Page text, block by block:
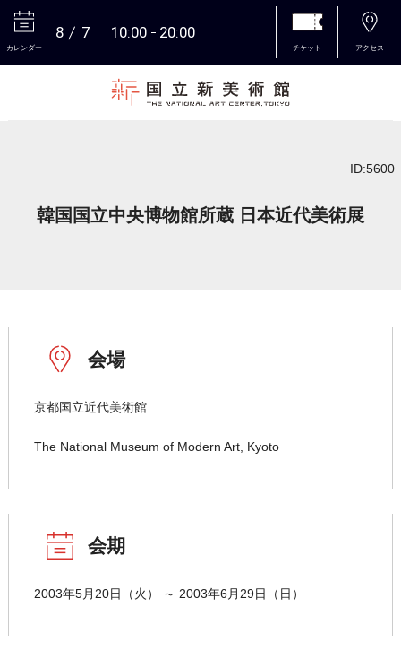
カレンダー
8 7 10:00 20:00
チケット アクセス
ID:5600
韓国国立中央博物館所蔵 日本近代美術展
会場
京都国立近代美術館
The National Museum of Modern Art, Kyoto
会期
2003年5月20日（火） ～ 2003年6月29日（日）